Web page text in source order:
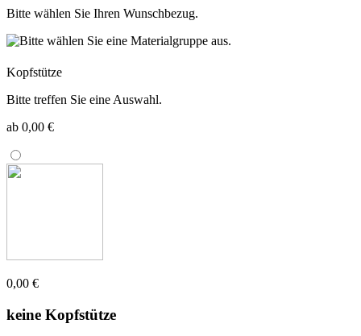
Bitte wählen Sie Ihren Wunschbezug.
Kopfstütze
Bitte treffen Sie eine Auswahl.
ab 0,00 €
0,00 €
keine Kopfstütze